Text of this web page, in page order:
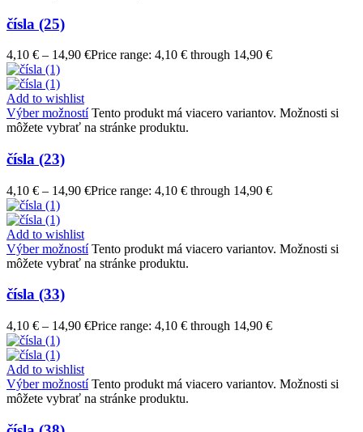
čísla (25)
4,10 € – 14,90 €Price range: 4,10 € through 14,90 €
Add to wishlist
Výber možností Tento produkt má viacero variantov. Možnosti si
môžete vybrať na stránke produktu.
čísla (23)
4,10 € – 14,90 €Price range: 4,10 € through 14,90 €
Add to wishlist
Výber možností Tento produkt má viacero variantov. Možnosti si
môžete vybrať na stránke produktu.
čísla (33)
4,10 € – 14,90 €Price range: 4,10 € through 14,90 €
Add to wishlist
Výber možností Tento produkt má viacero variantov. Možnosti si
môžete vybrať na stránke produktu.